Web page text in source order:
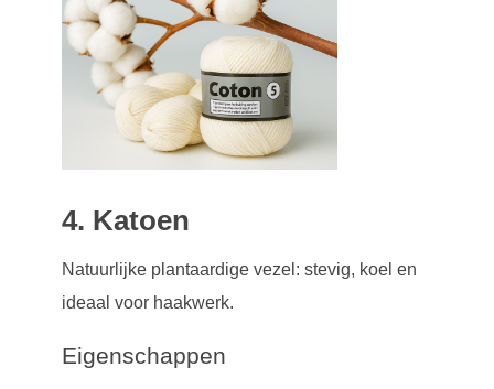
4. Katoen
Natuurlijke plantaardige vezel: stevig, koel en
ideaal voor haakwerk.
Eigenschappen